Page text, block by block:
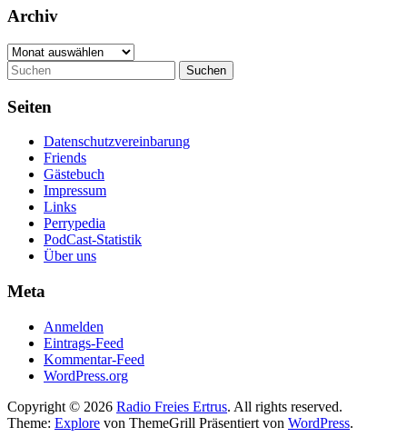
Archiv
Archiv
Suchen
Seiten
Datenschutzvereinbarung
Friends
Gästebuch
Impressum
Links
Perrypedia
PodCast-Statistik
Über uns
Meta
Anmelden
Eintrags-Feed
Kommentar-Feed
WordPress.org
Copyright © 2026 Radio Freies Ertrus. All rights reserved.
Theme: Explore von ThemeGrill Präsentiert von WordPress.